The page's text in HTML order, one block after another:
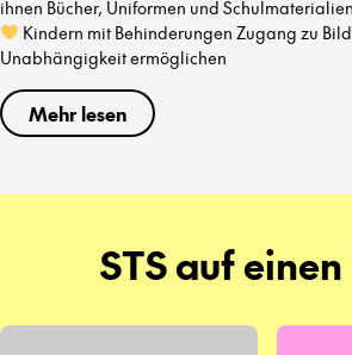
ihnen Bücher, Uniformen und
Kindern mit Behinderungen Zugang zu
Unabhängigkeit ermöglichen
Mehr lesen
STS auf